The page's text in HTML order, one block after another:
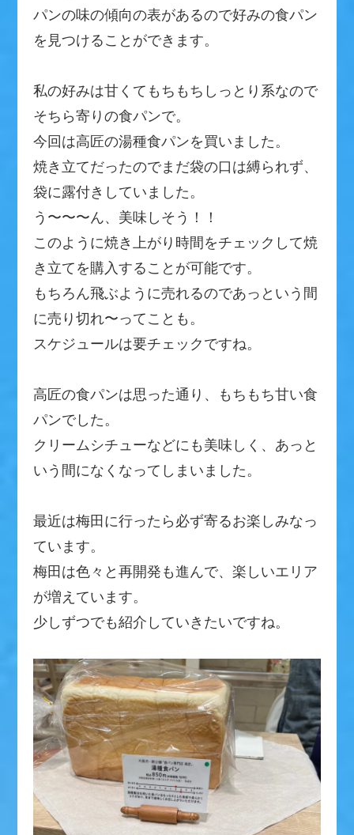
パンの味の傾向の表があるので好みの食パン
を見つけることができます。
私の好みは甘くてもちもちしっとり系なので
そちら寄りの食パンで。
今回は高匠の湯種食パンを買いました。
焼き立てだったのでまだ袋の口は縛られず、
袋に露付きしていました。
う〜〜〜ん、美味しそう！！
このように焼き上がり時間をチェックして焼
き立てを購入することが可能です。
もちろん飛ぶように売れるのであっという間
に売り切れ〜ってことも。
スケジュールは要チェックですね。
高匠の食パンは思った通り、もちもち甘い食
パンでした。
クリームシチューなどにも美味しく、あっと
いう間になくなってしまいました。
最近は梅田に行ったら必ず寄るお楽しみなっ
ています。
梅田は色々と再開発も進んで、楽しいエリア
が増えています。
少しずつでも紹介していきたいですね。